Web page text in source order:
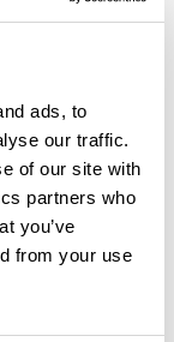
ads, to
our traffic.
of our site with
partners who
you’ve
from your use
proximité de